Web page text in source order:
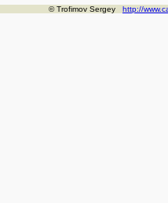
© Trofimov Sergey http://